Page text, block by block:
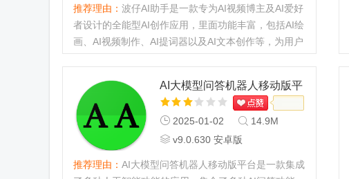
推荐理由： 波仔AI助手是一款专为AI视频博主及AI爱好
者设计的全能型AI创作应用，里面功能丰富，包括AI绘
画、AI视频制作、AI提词器以及AI文本创作等，为用户
AI大模型问答机器人移动版平
台软件
2025-01-02
14.9M
v9.0.630 安卓版
推荐理由： AI大模型问答机器人移动版平台是一款集成